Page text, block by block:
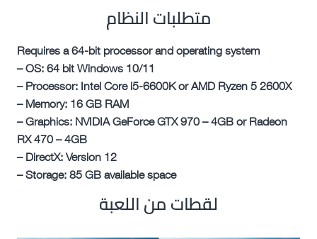
متطلبات النظام
Requires a 64-bit processor and operating system
– OS: 64 bit Windows 10/11
– Processor: Intel Core i5-6600K or AMD Ryzen 5 2600X
– Memory: 16 GB RAM
– Graphics: NVIDIA GeForce GTX 970 – 4GB or Radeon
RX 470 – 4GB
– DirectX: Version 12
– Storage: 85 GB available space
لقطات من اللعبة